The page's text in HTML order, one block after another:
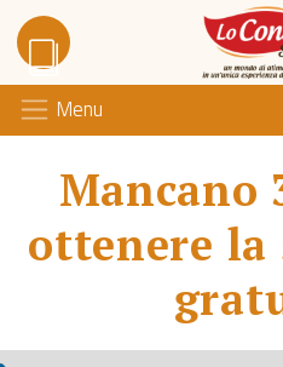
Lo
Menu
Mancano
ottenere la